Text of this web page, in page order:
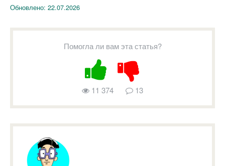
Обновлено: 22.07.2026
Помогла ли вам эта статья?
11 374 13